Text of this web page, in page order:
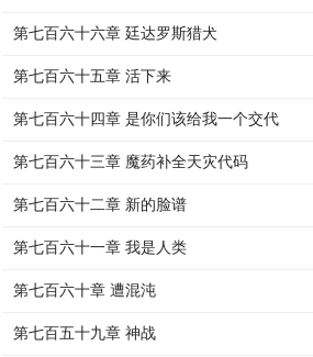
第七百六十六章 廷达罗斯猎犬
第七百六十五章 活下来
第七百六十四章 是你们该给我一个交代
第七百六十三章 魔药补全天灾代码
第七百六十二章 新的脸谱
第七百六十一章 我是人类
第七百六十章 遭混沌
第七百五十九章 神战